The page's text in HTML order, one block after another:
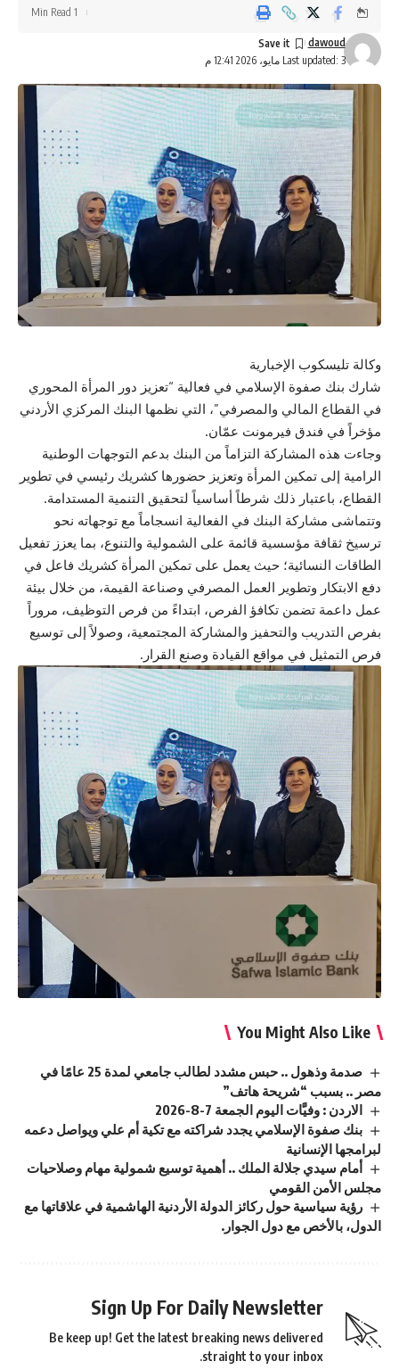
Last updated: 3 مايو، 2026 12:41 م
dawoud
1 Min Read
وكالة تليسكوب الإخبارية
شارك بنك صفوة الإسلامي في فعالية “تعزيز دور المرأة المحوري
في القطاع المالي والمصرفي”، التي نظمها البنك المركزي الأردني
مؤخراً في فندق فيرمونت عمّان.
وجاءت هذه المشاركة التزاماً من البنك بدعم التوجهات الوطنية
الرامية إلى تمكين المرأة وتعزيز حضورها كشريك رئيسي في تطوير
القطاع، باعتبار ذلك شرطاً أساسياً لتحقيق التنمية المستدامة.
وتتماشى مشاركة البنك في الفعالية انسجاماً مع توجهاته نحو
ترسيخ ثقافة مؤسسية قائمة على الشمولية والتنوع، بما يعزز تفعيل
الطاقات النسائية؛ حيث يعمل على تمكين المرأة كشريك فاعل في
دفع الابتكار وتطوير العمل المصرفي وصناعة القيمة، من خلال بيئة
عمل داعمة تضمن تكافؤ الفرص، ابتداءً من فرص التوظيف، مروراً
بفرص التدريب والتحفيز والمشاركة المجتمعية، وصولاً إلى توسيع
فرص التمثيل في مواقع القيادة وصنع القرار.
You Might Also Like
صدمة وذهول .. حبس مشدد لطالب جامعي لمدة 25 عامًا في
مصر .. بسبب “شريحة هاتف”
الاردن : وفيَّات اليوم الجمعة 7-8-2026
بنك صفوة الإسلامي يجدد شراكته مع تكية أم علي ويواصل دعمه
لبرامجها الإنسانية
أمام سيدي جلالة الملك .. أهمية توسيع شمولية مهام وصلاحيات
مجلس الأمن القومي
رؤية سياسية حول ركائز الدولة الأردنية الهاشمية في علاقاتها مع
الدول، بالأخص مع دول الجوار.
Sign Up For Daily Newsletter
Be keep up! Get the latest breaking news delivered
straight to your inbox.